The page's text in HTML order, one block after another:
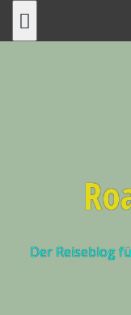
Der Reiseblog